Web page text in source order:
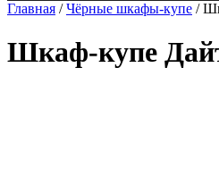
Главная /Чёрные шкафы-купе /
Шкаф-купе